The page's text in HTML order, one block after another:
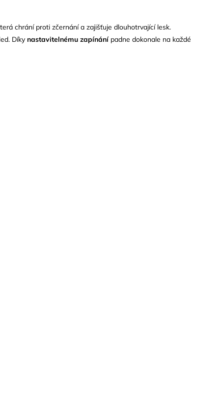
chrání proti zčernání a zajišťuje dlouhotrvající lesk.
Díky nastavitelnému zapínánípadne dokonale na každé